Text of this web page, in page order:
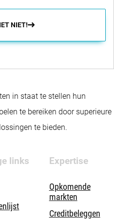
NIET!
in staat te stellen hun
te bereiken door superieure
te bieden.
links Expertise
Opkomende
markten
Creditbeleggen